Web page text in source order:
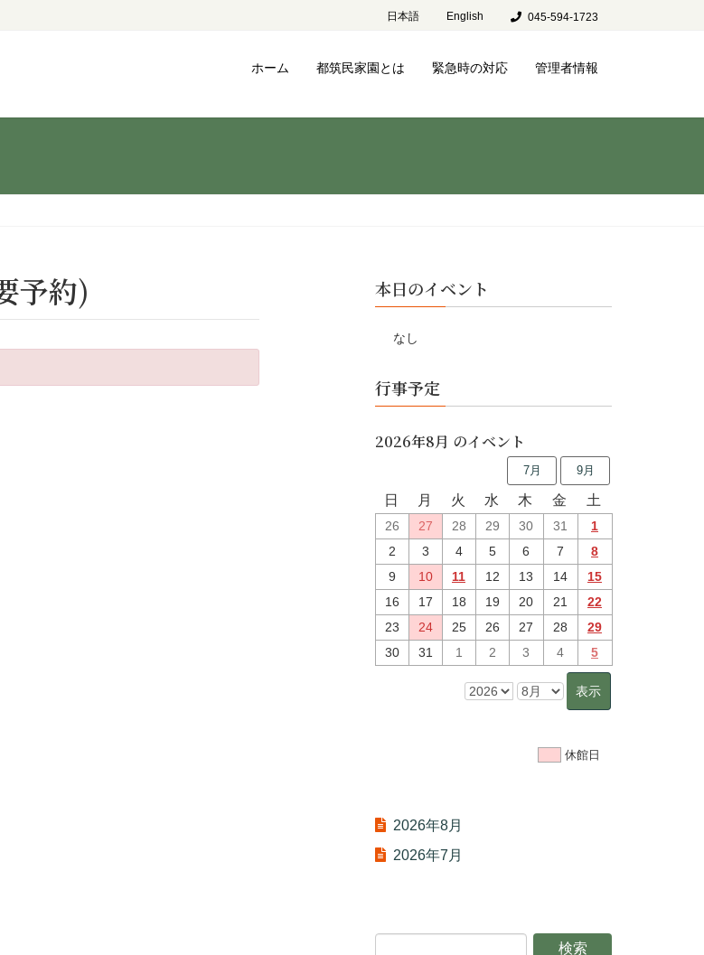
日本語 English 045-594-1723
ホーム 都筑民家園とは 緊急時の対応 管理者情報
予約) 本日のイベント
なし
行事予定
2026年8月 のイベント
7月 9月
日 月 火 水 木 金 土
26 27 28 29 30 31
1
2
3 4 5 6 7
8
9
10 11 12 13 14
15
16
17 18 19 20 21
22
23
24 25 26 27 28
29
30
31 1 2 3 4 5
休館日
2026年8月
2026年7月